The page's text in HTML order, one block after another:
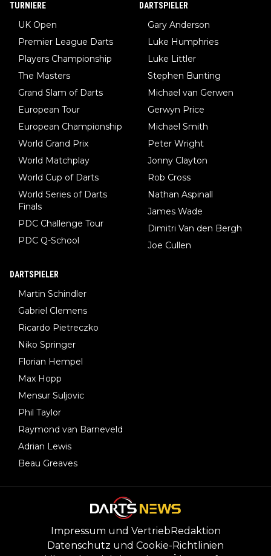
TURNIERE
UK Open
Premier League Darts
Players Championship
The Masters
Grand Slam of Darts
European Tour
European Championship
World Grand Prix
World Matchplay
World Cup of Darts
World Series of Darts
Finals
PDC Challenge Tour
PDC Q-School
DARTSPIELER
Gary Anderson
Luke Humphries
Luke Littler
Stephen Bunting
Michael van Gerwen
Gerwyn Price
Michael Smith
Peter Wright
Jonny Clayton
Rob Cross
Nathan Aspinall
James Wade
Dimitri Van den Bergh
Joe Cullen
DARTSPIELER
Martin Schindler
Gabriel Clemens
Ricardo Pietreczko
Niko Springer
Florian Hempel
Max Hopp
Mensur Suljovic
Phil Taylor
Raymond van Barneveld
Adrian Lewis
Beau Greaves
Impressum und VertriebRedaktion
Datenschutz und Cookie-Richtlinien